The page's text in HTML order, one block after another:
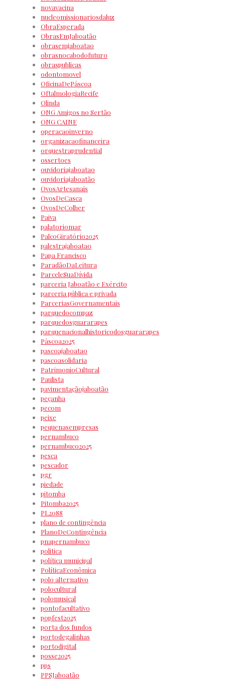
novavacina
nucleomissionariosdaluz
ObraEsperada
ObrasEmJaboatão
obrasemjaboatao
obrasnocabodofuturo
obraspublicas
odontomovel
OficinaDePáscoa
OftalmologiaRecife
Olinda
ONG Amigos no Sertão
ONG CAINE
operacaoinverno
organizacaofinanceira
orquestraprudential
ossertoes
ouvidoriajaboatao
ouvidoriajaboatão
OvosArtesanais
OvosDeCasca
OvosDeColher
Paiva
palatoriomar
PalcoGiratório2025
palestrajaboatao
Papa Francisco
ParadãoDaLeitura
ParceleSuaDívida
parceria Jaboatão e Exército
parceria pública e privada
ParceriasGovernamentais
parquedocompaz
parquedosguararapes
parquenacionalhistoricodosguararapes
Páscoa2025
pascoajaboatao
pascoasolidaria
PatrimonioCultural
Paulista
pavimentaçãojaboatão
peçanha
pecom
peixe
pequenasempresas
pernambuco
pernambuco2025
pesca
pescador
pgr
piedade
pitomba
Pitomba2025
PL2088
plano de contingência
PlanoDeContingência
pnapernambuco
politica
política municipal
PolíticaEconômica
polo alternativo
polocultural
polomusical
pontofacultativo
popfest2025
porta dos fundos
portodegalinhas
portodigital
posse2025
pps
PPSJaboatão